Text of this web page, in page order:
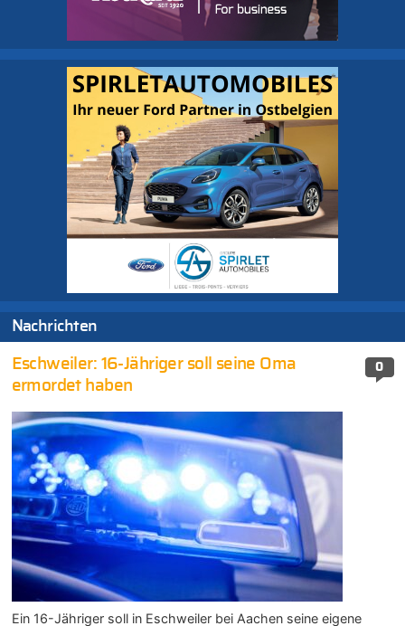
Nachrichten
0
Eschweiler: 16-Jähriger soll seine Oma
ermordet haben
Ein 16-Jähriger soll in Eschweiler bei Aachen seine eigene